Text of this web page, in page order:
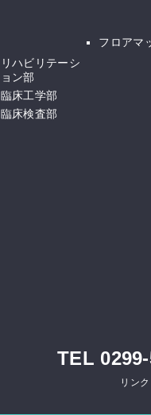
リハビリテーシ
ョン部
臨床工学部
臨床検査部
フロアマ
TEL
リンク